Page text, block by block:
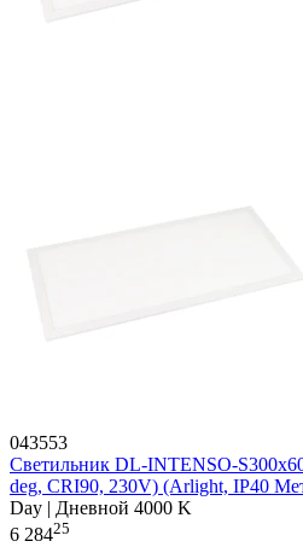
043553
Светильник DL-INTENSO-
deg, CRI90, 230V) (Arlight, IP40
Day | Дневной 4000 K
6 28425